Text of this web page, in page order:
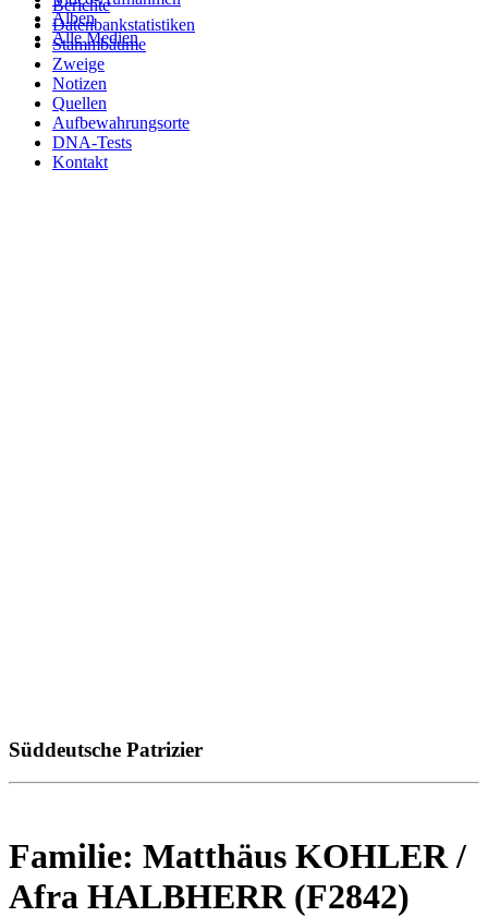
Alben
Alle Medien
Berichte
Datenbankstatistiken
Stammbäume
Zweige
Notizen
Quellen
Aufbewahrungsorte
DNA-Tests
Kontakt
Süddeutsche Patrizier
Familie: Matthäus KOHLER /
Afra HALBHERR (F2842)